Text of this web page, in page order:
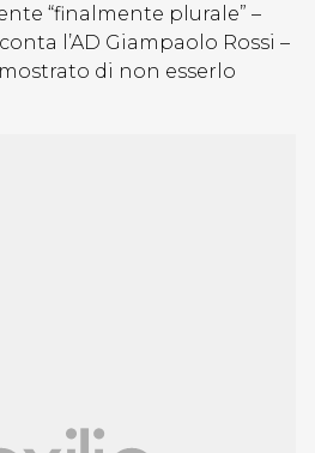
“finalmente plurale” –
l’AD Giampaolo Rossi –
di non esserlo